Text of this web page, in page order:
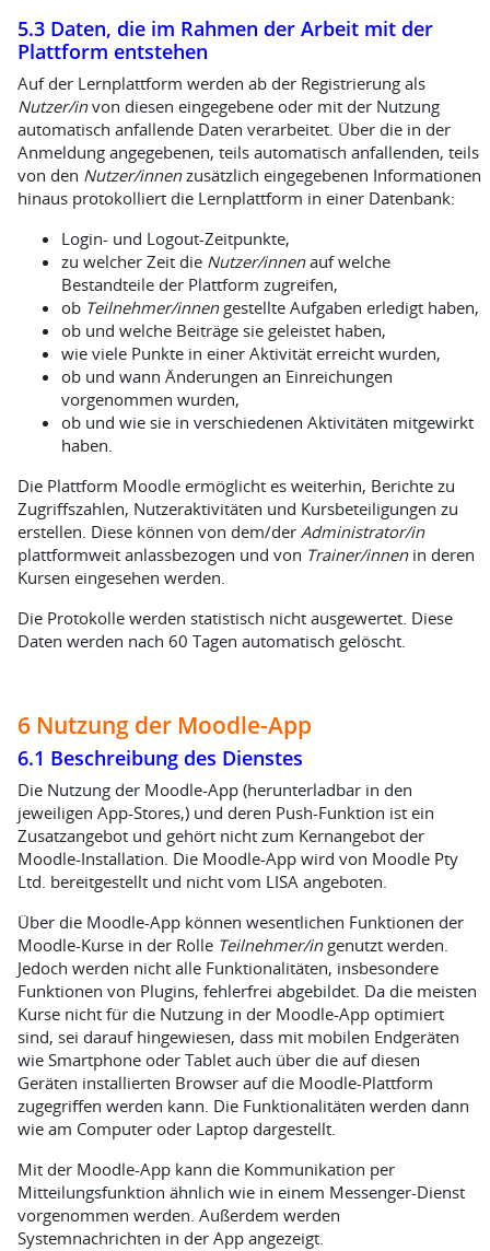
5.3 Daten, die im Rahmen der Arbeit mit der
Plattform entstehen
Auf der Lernplattform werden ab der Registrierung als
Nutzer/invon diesen eingegebene oder mit der Nutzung
automatisch anfallende Daten verarbeitet. Über die in der
Anmeldung angegebenen, teils automatisch anfallenden, teils
von den Nutzer/innenzusätzlich eingegebenen Informationen
hinaus protokolliert die Lernplattform in einer Datenbank:
Login- und Logout-Zeitpunkte,
zu welcher Zeit die Nutzer/innenauf welche
Bestandteile der Plattform zugreifen,
ob Teilnehmer/innengestellte Aufgaben erledigt haben,
ob und welche Beiträge sie geleistet haben,
wie viele Punkte in einer Aktivität erreicht wurden,
ob und wann Änderungen an Einreichungen
vorgenommen wurden,
ob und wie sie in verschiedenen Aktivitäten mitgewirkt
haben.
Die Plattform Moodle ermöglicht es weiterhin, Berichte zu
Zugriffszahlen, Nutzeraktivitäten und Kursbeteiligungen zu
erstellen. Diese können von dem/der Administrator/in
plattformweit anlassbezogen und von Trainer/innenin deren
Kursen eingesehen werden.
Die Protokolle werden statistisch nicht ausgewertet. Diese
Daten werden nach 60 Tagen automatisch gelöscht.
6 Nutzung der Moodle-App
6.1 Beschreibung des Dienstes
Die Nutzung der Moodle-App (herunterladbar in den
jeweiligen App-Stores,) und deren Push-Funktion ist ein
Zusatzangebot und gehört nicht zum Kernangebot der
Moodle-Installation. Die Moodle-App wird von Moodle Pty
Ltd. bereitgestellt und nicht vom LISA angeboten.
Über die Moodle-App können wesentlichen Funktionen der
Moodle-Kurse in der Rolle Teilnehmer/ingenutzt werden.
Jedoch werden nicht alle Funktionalitäten, insbesondere
Funktionen von Plugins, fehlerfrei abgebildet. Da die meisten
Kurse nicht für die Nutzung in der Moodle-App optimiert
sind, sei darauf hingewiesen, dass mit mobilen Endgeräten
wie Smartphone oder Tablet auch über die auf diesen
Geräten installierten Browser auf die Moodle-Plattform
zugegriffen werden kann. Die Funktionalitäten werden dann
wie am Computer oder Laptop dargestellt.
Mit der Moodle-App kann die Kommunikation per
Mitteilungsfunktion ähnlich wie in einem Messenger-Dienst
vorgenommen werden. Außerdem werden
Systemnachrichten in der App angezeigt.